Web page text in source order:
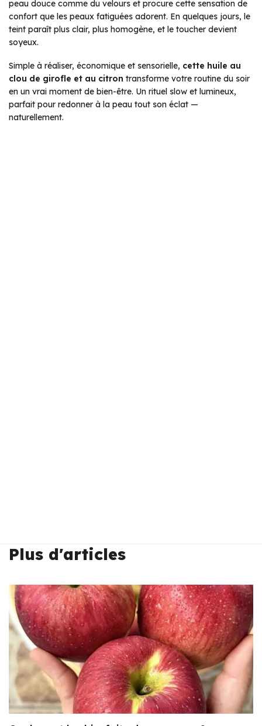
peau douce comme du velours et procure cette sensation de
confort que les peaux fatiguées adorent. En quelques jours, le
teint paraît plus clair, plus homogène, et le toucher devient
soyeux.
Simple à réaliser, économique et sensorielle, cette huile au
clou de girofle et au citron transforme votre routine du soir
en un vrai moment de bien-être. Un rituel slow et lumineux,
parfait pour redonner à la peau tout son éclat —
naturellement.
Plus d'articles